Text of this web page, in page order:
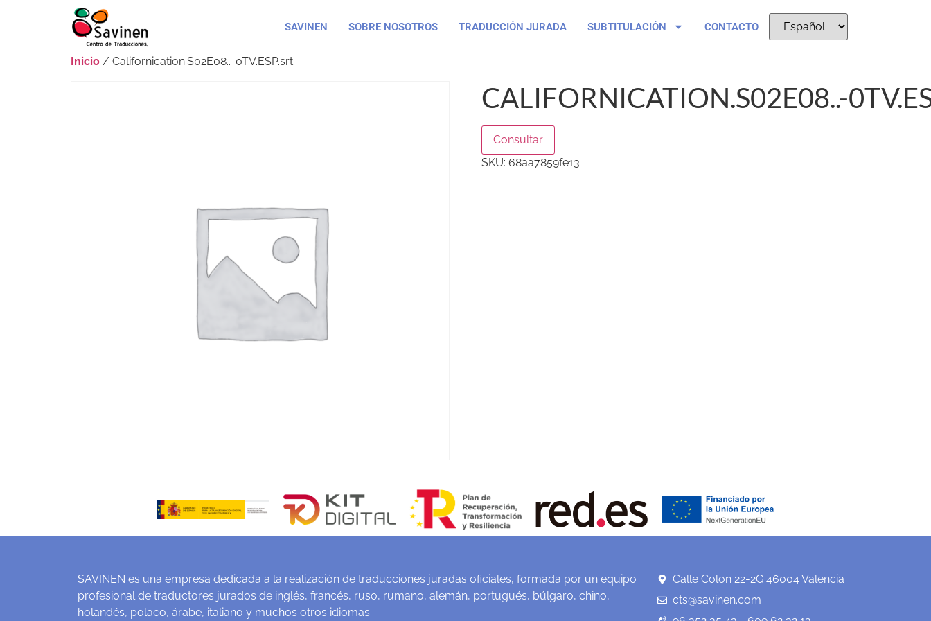
SAVINEN SOBRE NOSOTROS TRADUCCIÓN JURADA SUBTITULACIÓN CONTACTO
Inicio / Californication.S02E08..-0TV.ESP.srt
CALIFORNICATION.S02E08..-
Consultar
SKU: 68aa7859fe13
SAVINEN es una empresa dedicada a la realización de traducciones juradas oficiales, formada por un equipo
profesional de traductores jurados de inglés, francés, ruso, rumano, alemán, portugués, búlgaro, chino,
holandés, polaco, árabe, italiano y muchos otros idiomas
Calle Colon 22-2G 46004 Valencia
cts@savinen.com